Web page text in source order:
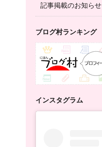
記事掲載のお知らせ
ブログ村ランキング
インスタグラム